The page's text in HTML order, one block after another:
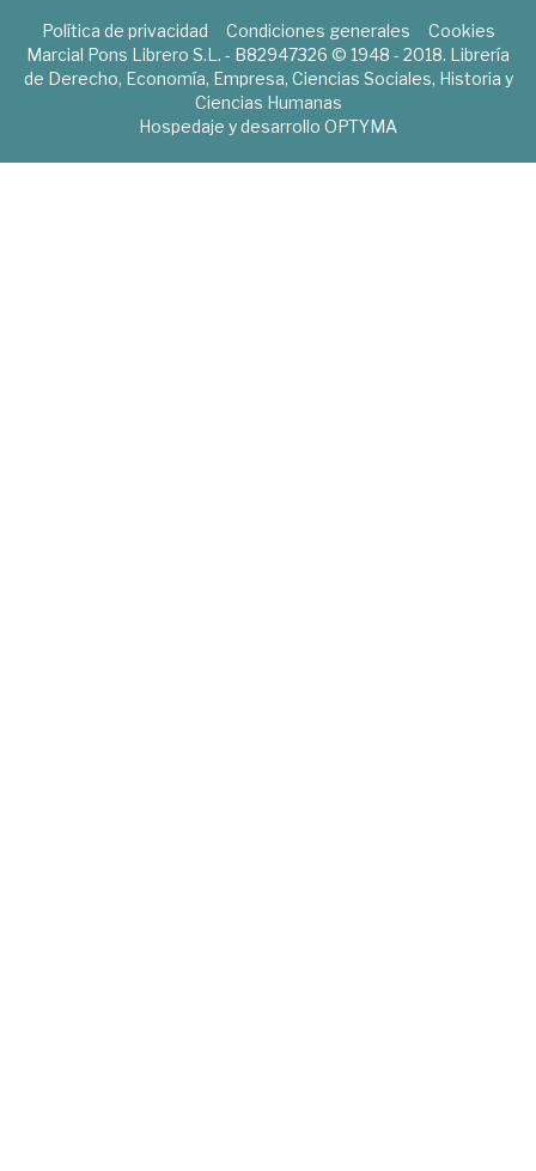
Política de privacidad Condiciones generales
Cookies
Marcial Pons Librero S.L. - B82947326 © 1948 - 2018. Librería
de Derecho, Economía, Empresa, Ciencias Sociales, Historia y
Ciencias Humanas
Hospedaje y desarrollo OPTYMA